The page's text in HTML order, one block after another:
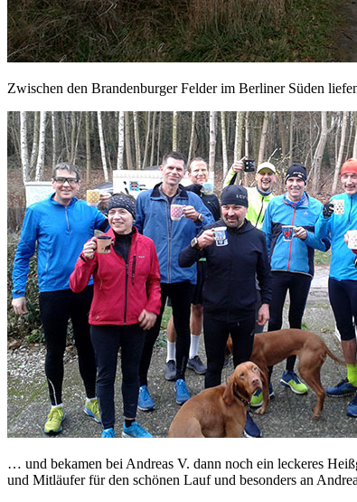
Zwischen den Brandenburger Felder im Berliner Süden
… und bekamen bei Andreas V. dann noch ein leckeres
und Mitläufer für den schönen Lauf und besonders an